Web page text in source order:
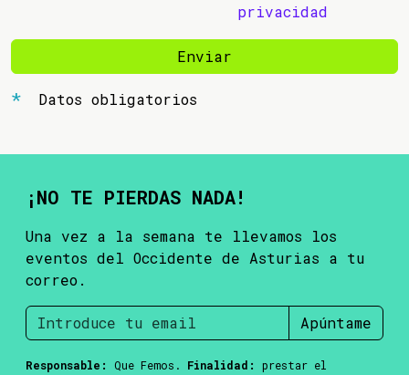
privacidad
Enviar
Datos obligatorios
¡NO TE PIERDAS NADA!
Una vez a la semana te llevamos los
eventos del Occidente de Asturias a tu
correo.
Apúntame
Responsable: Que Femos. Finalidad:
prestar el